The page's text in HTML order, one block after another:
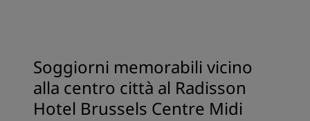
Soggiorni memorabili vicino
alla centro città al Radisson
Hotel Brussels Centre Midi